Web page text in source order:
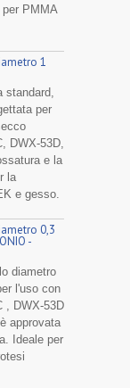
PMMA
1
standard,
per
DWX-53D,
e la
la
e gesso.
0,3
-
diametro
l'uso con
, DWX-53D
approvata
Ideale per